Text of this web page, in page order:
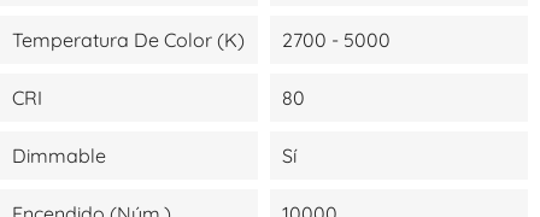
Temperatura De Color (K) 2700 - 5000
CRI 80
Dimmable Sí